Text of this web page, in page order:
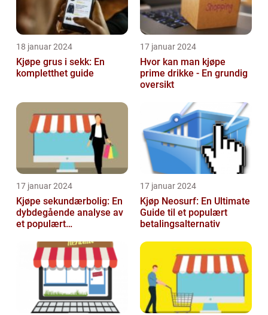
18 januar 2024
Kjøpe grus i sekk: En
kompletthet guide
17 januar 2024
Hvor kan man kjøpe
prime drikke - En grundig
oversikt
17 januar 2024
Kjøpe sekundærbolig: En
dybdegående analyse av
et populært
17 januar 2024
Kjøp Neosurf: En Ultimate
Guide til et populært
betalingsalternativ